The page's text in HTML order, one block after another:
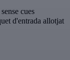
cues
d'entrada allotjat